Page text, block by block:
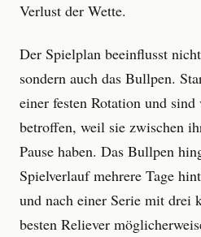
Verlust der Wette.
Der Spielplan beeinflusst
sondern auch das Bullpen.
einer festen Rotation und sind
betroffen, weil sie zwischen
Pause haben. Das Bullpen
Spielverlauf mehrere Tage
und nach einer Serie mit drei
besten Reliever